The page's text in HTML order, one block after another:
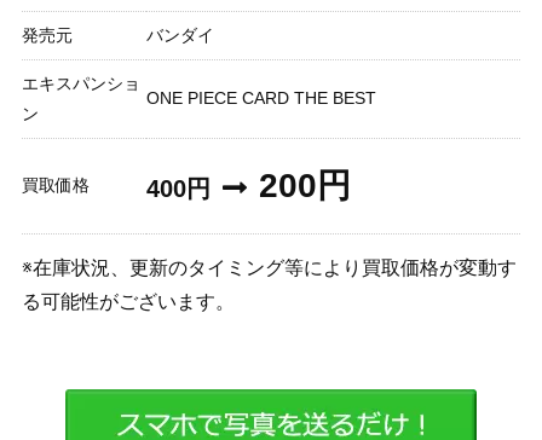
発売元 バンダイ
エキスパンショ
ン
ONE PIECE CARD THE BEST
買取価格 400円 200円
※在庫状況、更新のタイミング等により買取価格が変動す
る可能性がございます。